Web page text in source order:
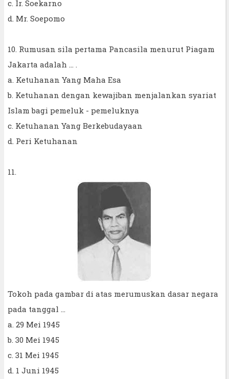
c. Ir. Soekarno
d. Mr. Soepomo
10. Rumusan sila pertama Pancasila menurut Piagam
Jakarta adalah … .
a. Ketuhanan Yang Maha Esa
b. Ketuhanan dengan kewajiban menjalankan syariat
Islam bagi pemeluk - pemeluknya
c. Ketuhanan Yang Berkebudayaan
d. Peri Ketuhanan
11.
Tokoh pada gambar di atas merumuskan dasar negara
pada tanggal ...
a. 29 Mei 1945
b. 30 Mei 1945
c. 31 Mei 1945
d. 1 Juni 1945